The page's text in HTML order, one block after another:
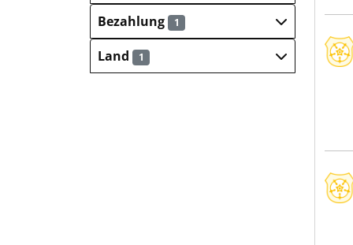
Bezahlung 1
Land 1